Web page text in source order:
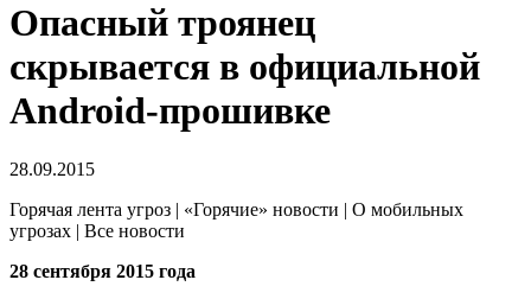
Опасный троянец
скрывается в официальной
Android-прошивке
28.09.2015
Горячая лента угроз | «Горячие» новости | О мобильных
угрозах | Все новости
28 сентября 2015 года